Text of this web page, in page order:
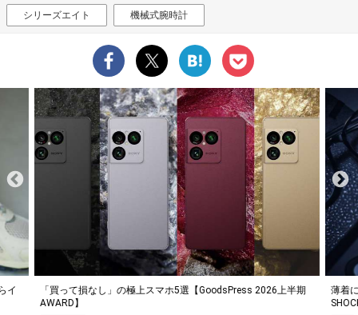
シリーズエイト 機械式腕時計
イ
「買って損なし」の極上スマホ5選【GoodsPress 2026上半期
AWARD】
薄着